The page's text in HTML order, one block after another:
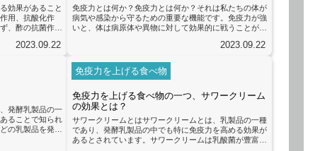
効果があること
用、抗酸化作
、酢の抗菌作用
す。特に、食中
に働くようにな
です。酢にはポ
2023.09.22
免疫力とは何か？免疫力とは何か？それは私たちの体が
病気や感染から守るための重要な機能です。免疫力が強
いと、体は病原体や異物に対して効果的に戦うことがで
下すると、病気にかかりやすくなります。免疫力を高め
な睡眠などの健康的な生活習慣が重要です。また、特定
の食品や栄養素も免疫力を向上させる効果があります。
糠床漬けは、主に米糠や野菜を塩...
2023.09.22
発酵乳製品の一
ることで知られ
の乳製品を発酵
免疫力を上げる食べ物
免疫力を上げる食べ物の一つ、サワークリーム
の効果とは？
サワークリームとはサワークリームとは、乳製品の一種
であり、発酵乳製品の中でも特に免疫力を高める効果が
あるとされています。サワークリームは乳酸菌が豊富に